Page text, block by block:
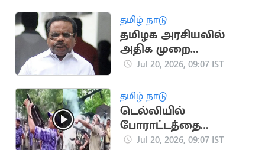
தமிழ் நாடு
தமிழக அரசியலில்
அதிக முறை
சபாநாயகராக
Jul 20, 2026, 09:07 IST
தமிழ் நாடு
டெல்லியில்
போராட்டத்தை
கலைக்க கண்ணீர்
Jul 20, 2026, 09:07 IST